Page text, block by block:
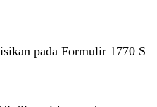
pada Formulir 1770 S